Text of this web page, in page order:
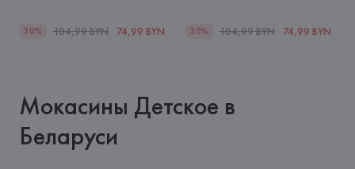
30% 104,99 BYN 74,99 BYN 30% 104,99 BYN 74,99 BYN
Мокасины Детское в
Беларуси